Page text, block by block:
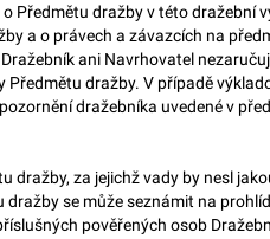
Předmětu dražby v této dražební
a o právech a závazcích na
ani Navrhovatel
dražby. V případě
dražebníka uvedené v
dražby, za jejichž vady by nesl
se může seznámit na
pověřených osob